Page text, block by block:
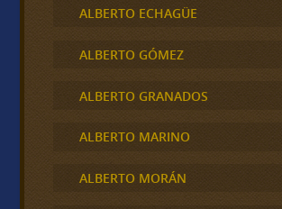
ALBERTO ECHAGÜE
ALBERTO GÓMEZ
ALBERTO GRANADOS
ALBERTO MARINO
ALBERTO MORÁN